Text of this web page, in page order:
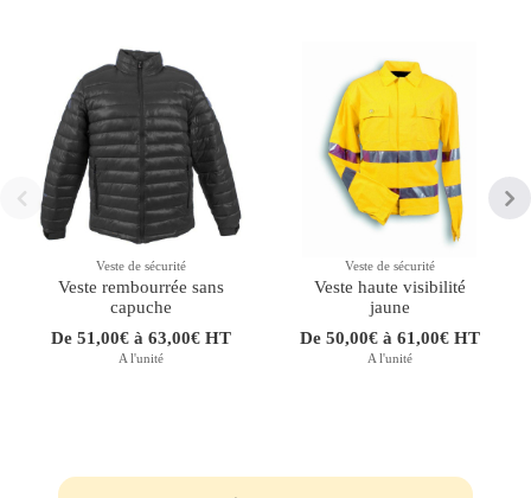
Veste de sécurité
Veste rembourrée sans
capuche
De 51,00€ à 63,00€ HT
A l'unité
Veste de sécurité
Veste haute visibilité
jaune
De 50,00€ à 61,00€ HT
A l'unité